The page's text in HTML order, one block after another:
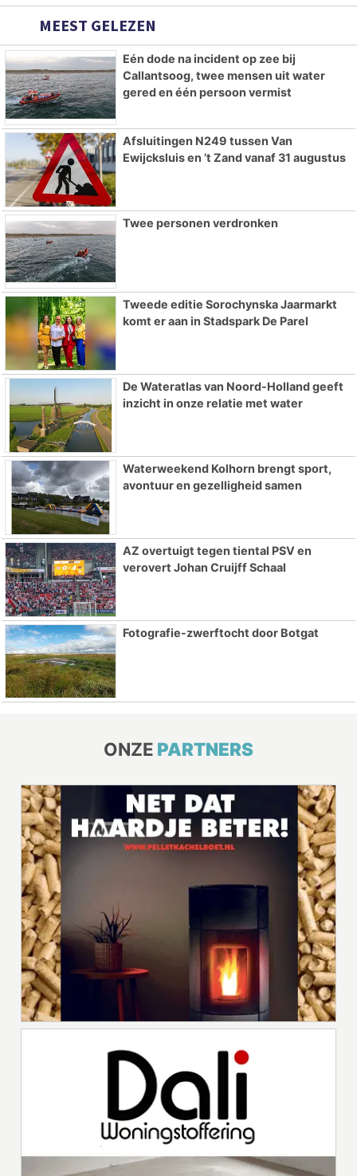
MEEST GELEZEN
Eén dode na incident op zee bij
Callantsoog, twee mensen uit water
gered en één persoon vermist
Afsluitingen N249 tussen Van
Ewijcksluis en ’t Zand vanaf 31 augustus
Twee personen verdronken
Tweede editie Sorochynska Jaarmarkt
komt er aan in Stadspark De Parel
De Wateratlas van Noord-Holland geeft
inzicht in onze relatie met water
Waterweekend Kolhorn brengt sport,
avontuur en gezelligheid samen
AZ overtuigt tegen tiental PSV en
verovert Johan Cruijff Schaal
Fotografie-zwerftocht door Botgat
ONZE PARTNERS